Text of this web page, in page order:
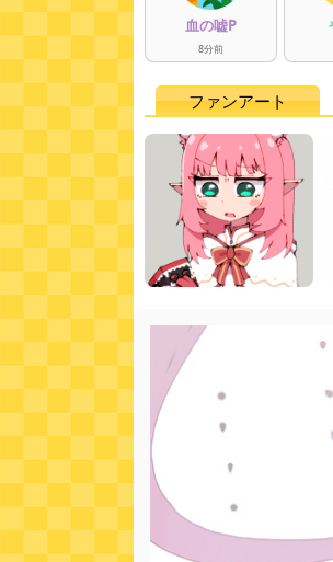
血の嘘P
8分前
ファンアート